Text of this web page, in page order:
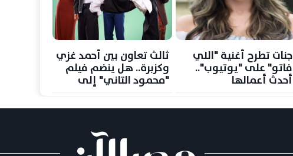
جنات تطرح أغنية "اللي
فاتو" على "يوتيوب"..
أحدث أعمالها
ثالث تعاون بين أحمد غزي
وكزبرة.. هل ينضم فيلم
"محمود التاني" إلى